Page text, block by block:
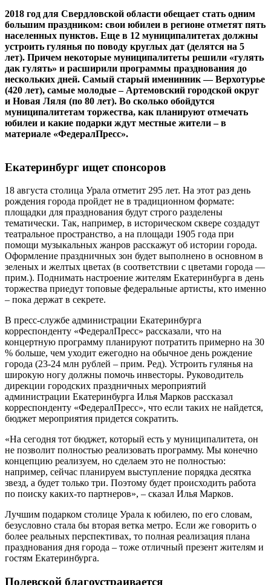
2018 год для Свердловской области обещает стать одним
большим праздником: свои юбилеи в регионе отметят пять
населенных пунктов. Еще в 12 муниципалитетах должны
устроить гулянья по поводу круглых дат (делятся на 5
лет). Причем некоторые муниципалитеты решили «гулять
дак гулять» и расширили программы празднования до
нескольких дней. Самый старый именинник — Верхотурье
(420 лет), самые молодые – Артемовский городской округ
и Новая Ляля (по 80 лет). Во сколько обойдутся
муниципалитетам торжества, как планируют отмечать
юбилеи и какие подарки ждут местные жители – в
материале «ФедералПресс».
Екатеринбург ищет спонсоров
18 августа столица Урала отметит 295 лет. На этот раз день
рождения города пройдет не в традиционном формате:
площадки для празднования будут строго разделены
тематически. Так, например, в историческом сквере создадут
театральное пространство, а на площади 1905 года при
помощи музыкальных жанров расскажут об истории города.
Оформление праздничных зон будет выполнено в основном в
зеленых и желтых цветах (в соответствии с цветами города —
прим.). Поднимать настроение жителям Екатеринбурга в день
торжества приедут топовые федеральные артисты, кто именно
– пока держат в секрете.
В пресс-службе администрации Екатеринбурга
корреспонденту «ФедералПресс» рассказали, что на
концертную программу планируют потратить примерно на 30
% больше, чем уходит ежегодно на обычное день рождение
города (23-24 млн рублей – прим. Ред). Устроить гулянья на
широкую ногу должны помочь инвесторы. Руководитель
дирекции городских праздничных мероприятий
администрации Екатеринбурга Илья Марков рассказал
корреспонденту «ФедералПресс», что если таких не найдется,
бюджет мероприятия придется сократить.
«На сегодня тот бюджет, который есть у муниципалитета, он
не позволит полностью реализовать программу. Мы конечно
концепцию реализуем, но сделаем это не полностью:
например, сейчас планируем выступление порядка десятка
звезд, а будет только три. Поэтому будет происходить работа
по поиску каких-то партнеров», – сказал Илья Марков.
Лучшим подарком столице Урала к юбилею, по его словам,
безусловно стала бы вторая ветка метро. Если же говорить о
более реальных перспективах, то полная реализация плана
празднования дня города – тоже отличный презент жителям и
гостям Екатеринбурга.
Полевской благоустраивается